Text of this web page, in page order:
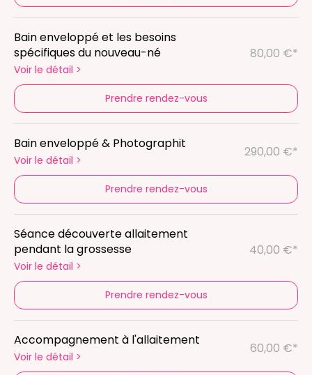
Bain enveloppé et les besoins
spécifiques du nouveau-né
Voir le détail >
80,00 €*
Prendre rendez-vous
Bain enveloppé & Photographit
Voir le détail >
290,00 €*
Prendre rendez-vous
Séance découverte allaitement
pendant la grossesse
Voir le détail >
40,00 €*
Prendre rendez-vous
Accompagnement à l'allaitement
Voir le détail >
60,00 €*